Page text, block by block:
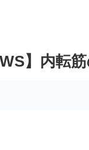
】内転